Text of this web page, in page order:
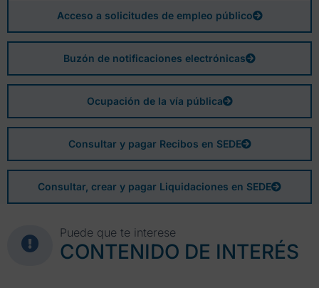
Acceso a solicitudes de empleo público
Buzón de notificaciones electrónicas
Ocupación de la vía pública
Consultar y pagar Recibos en SEDE
Consultar, crear y pagar Liquidaciones en SEDE
Puede que te interese
CONTENIDO DE INTERÉS